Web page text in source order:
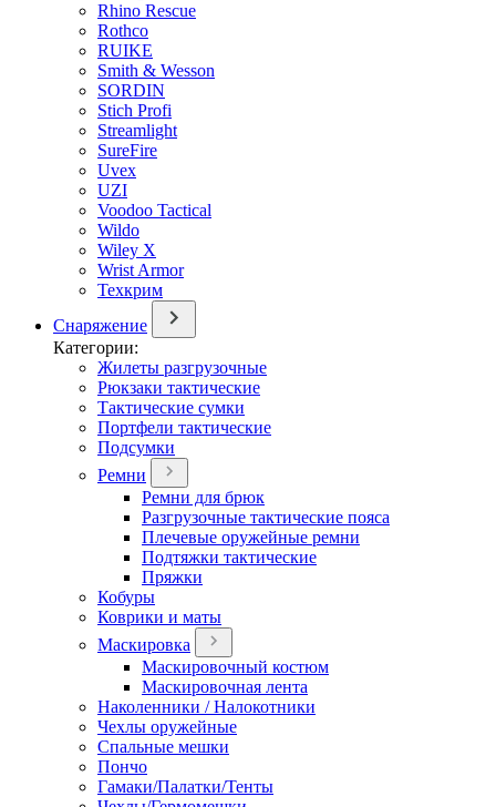
Rhino Rescue
Rothco
RUIKE
Smith & Wesson
SORDIN
Stich Profi
Streamlight
SureFire
Uvex
UZI
Voodoo Tactical
Wildo
Wiley X
Wrist Armor
Техкрим
Снаряжение
Категории:
Жилеты разгрузочные
Рюкзаки тактические
Тактические сумки
Портфели тактические
Подсумки
Ремни
Ремни для брюк
Разгрузочные тактические пояса
Плечевые оружейные ремни
Подтяжки тактические
Пряжки
Кобуры
Коврики и маты
Маскировка
Маскировочный костюм
Маскировочная лента
Наколенники / Налокотники
Чехлы оружейные
Спальные мешки
Пончо
Гамаки/Палатки/Тенты